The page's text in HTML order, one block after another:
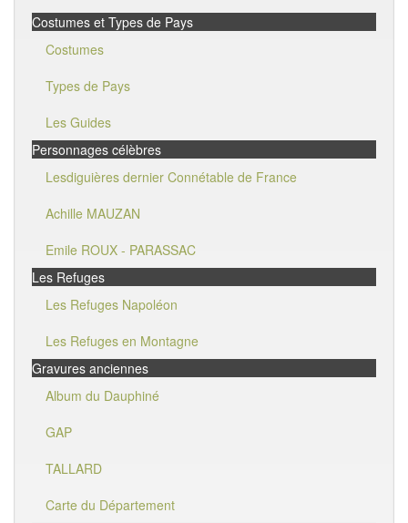
Costumes et Types de Pays
Costumes
Types de Pays
Les Guides
Personnages célèbres
Lesdiguières dernier Connétable de France
Achille MAUZAN
Emile ROUX - PARASSAC
Les Refuges
Les Refuges Napoléon
Les Refuges en Montagne
Gravures anciennes
Album du Dauphiné
GAP
TALLARD
Carte du Département